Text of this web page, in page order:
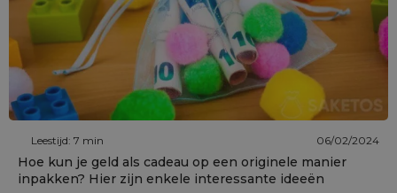
Leestijd: 7 min 06/02/2024
Hoe kun je geld als cadeau op een originele manier
inpakken? Hier zijn enkele interessante ideeën